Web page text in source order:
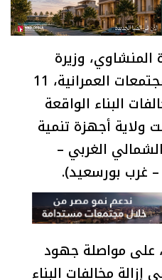
وزيرة
الإسكان والمرافق والمجتمعات العمرانية، 11
البناء الواقعة
ولاية أجهزة تنمية
الغربي –
– غرب بورسعيد).
على مواصلة جهود
مخالفات البناء